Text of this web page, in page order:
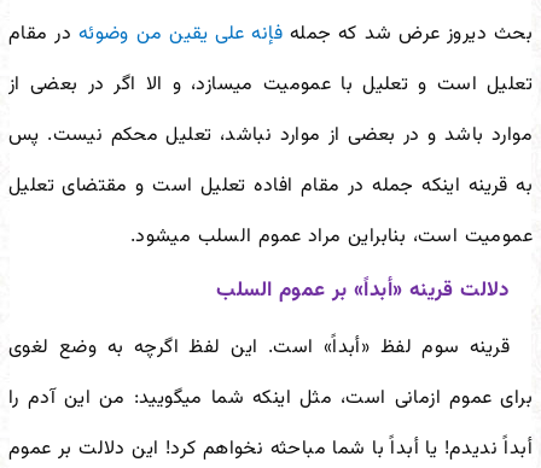
بحث دیروز عرض شد که جمله فإنه علی یقین من وضوئه در مقام
تعلیل است و تعلیل با عمومیت میسازد، و الا اگر در بعضی از
موارد باشد و در بعضی از موارد نباشد، تعلیل محکم نیست. پس
به قرینه اینکه جمله در مقام افاده تعلیل است و مقتضای تعلیل
عمومیت است، بنابراین مراد عموم السلب میشود.
دلالت قرینه «أبداً» بر عموم السلب
قرینه سوم لفظ «أبداً» است. این لفظ اگرچه به وضع لغوی
برای عموم ازمانی است، مثل اینکه شما میگویید: من این آدم را
أبداً ندیدم! یا أبداً با شما مباحثه نخواهم کرد! این دلالت بر عموم